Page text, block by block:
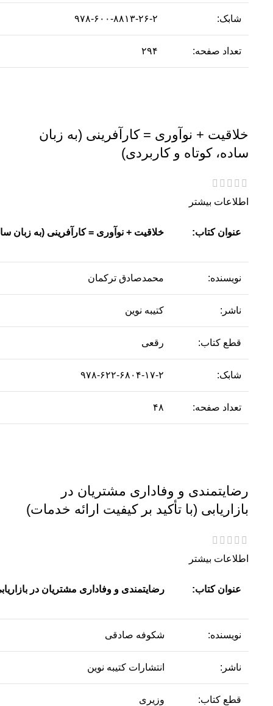
شابک: ۹۷۸-۶۰۰-۸۸۱۳-۲۶-۲
تعداد صفحه: ۲۹۴
خلاقیت + نوآوری = کارآفرینی (به زبان
ساده، کوتاه و کاربردی)
اطلاعات بیشتر
عنوان کتاب: خلاقیت + نوآوری = کارآفرینی (به زبان
نویسنده: محمدصادق ترکمان
ناشر: کتیبه نوین
قطع کتاب: رقعی
شابک: ۹۷۸-۶۲۲-۶۸۰۴-۱۷-۲
تعداد صفحه: ۴۸
رضایتمندی و وفاداری مشتریان در
بازاریابی (با تأکید بر کیفیت ارائه خدمات)
اطلاعات بیشتر
عنوان کتاب: رضایتمندی و وفاداری مشتریان در
نویسنده: شکوفه صادقی
ناشر: انتشارات کتیبه نوین
قطع کتاب: وزیری